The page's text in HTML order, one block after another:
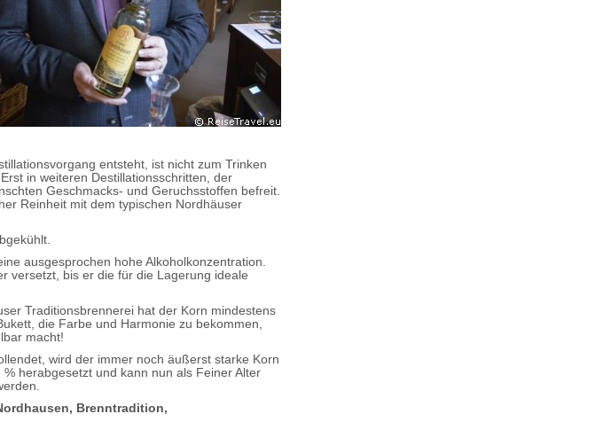
entsteht, ist nicht zum Trinken
in weiteren Destillationsschritten, der
Geschmacks- und Geruchsstoffen befreit.
Reinheit mit dem typischen Nordhäuser
ausgesprochen hohe Alkoholkonzentration.
versetzt, bis er die für die Lagerung ideale
Traditionsbrennerei hat der Korn mindestens
die Farbe und Harmonie zu bekommen,
macht!
wird der immer noch äußerst starke Korn
herabgesetzt und kann nun als Feiner Alter
Brenntradition,